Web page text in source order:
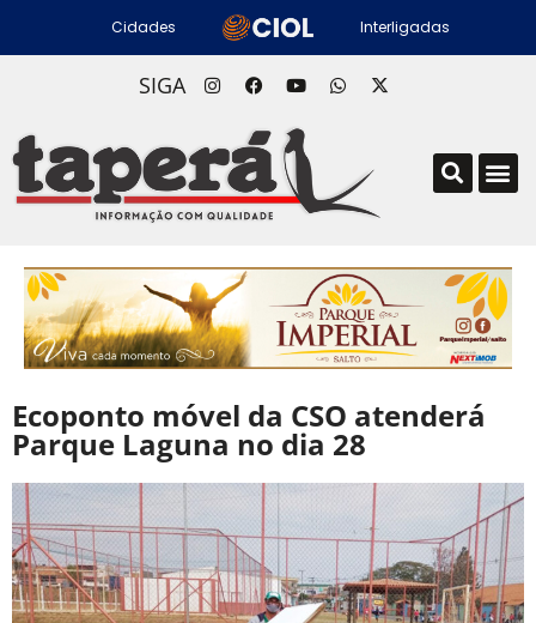
Cidades Interligadas
SIGA
Ecoponto móvel da CSO atenderá
Parque Laguna no dia 28